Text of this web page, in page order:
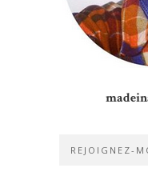
REJOIGNEZ-